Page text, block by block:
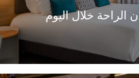
الراحة خلال اليوم